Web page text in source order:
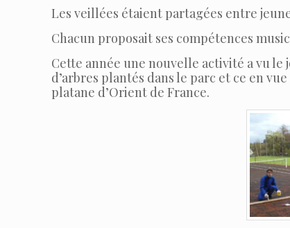
Les veillées étaient partagées entre
Chacun proposait ses compétences
Cette année une nouvelle activité a vu le
d’arbres plantés dans le parc et ce en
platane d’Orient de France.